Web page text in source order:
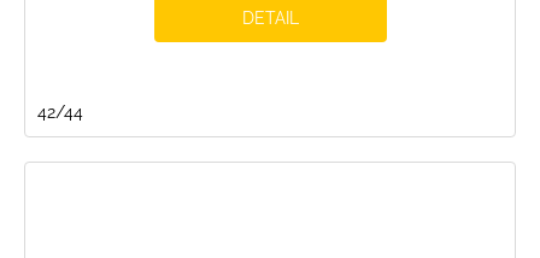
DETAIL
42/44